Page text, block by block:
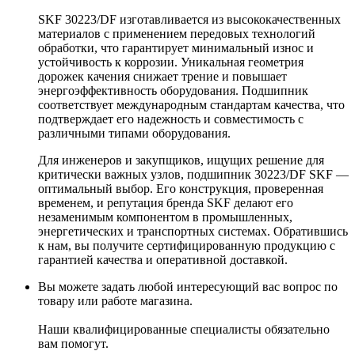
SKF 30223/DF изготавливается из высококачественных
материалов с применением передовых технологий
обработки, что гарантирует минимальный износ и
устойчивость к коррозии. Уникальная геометрия
дорожек качения снижает трение и повышает
энергоэффективность оборудования. Подшипник
соответствует международным стандартам качества, что
подтверждает его надежность и совместимость с
различными типами оборудования.
Для инженеров и закупщиков, ищущих решение для
критически важных узлов, подшипник 30223/DF SKF —
оптимальный выбор. Его конструкция, проверенная
временем, и репутация бренда SKF делают его
незаменимым компонентом в промышленных,
энергетических и транспортных системах. Обратившись
к нам, вы получите сертифицированную продукцию с
гарантией качества и оперативной доставкой.
Вы можете задать любой интересующий вас вопрос по
товару или работе магазина.
Наши квалифицированные специалисты обязательно
вам помогут.